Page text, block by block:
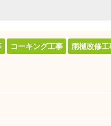
コーキング工事 雨樋改修工